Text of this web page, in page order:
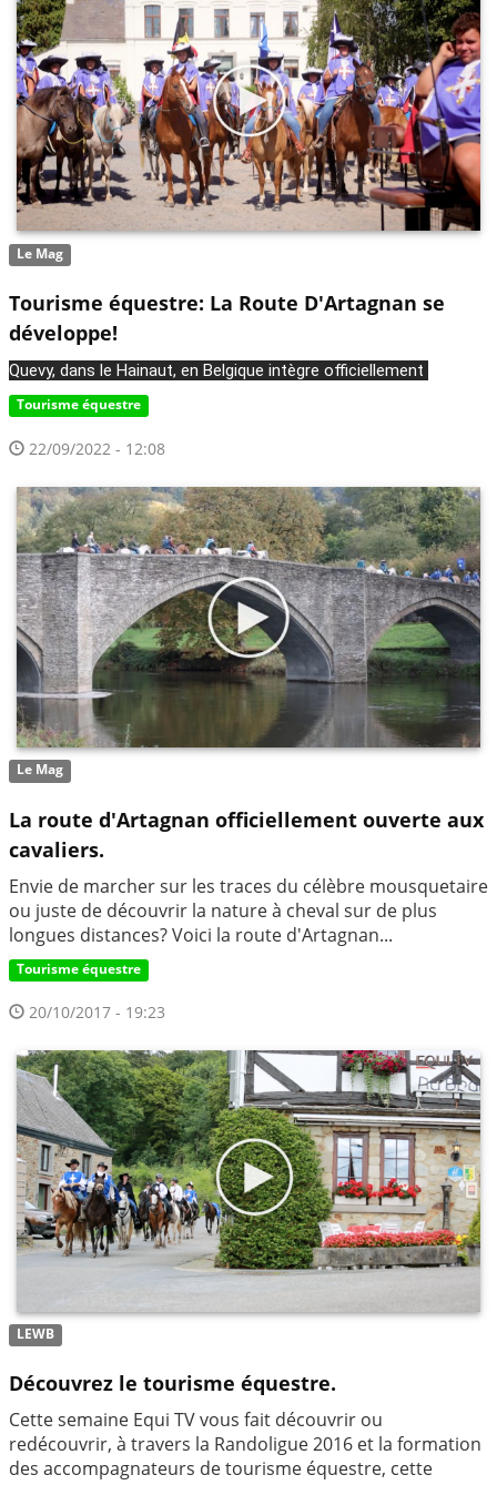
Le Mag
Tourisme équestre: La Route D'Artagnan se
développe!
Quevy, dans le Hainaut, en Belgique intègre officiellement
Tourisme équestre
22/09/2022 - 12:08
Le Mag
La route d'Artagnan officiellement ouverte aux
cavaliers.
Envie de marcher sur les traces du célèbre mousquetaire
ou juste de découvrir la nature à cheval sur de plus
longues distances? Voici la route d'Artagnan...
Tourisme équestre
20/10/2017 - 19:23
LEWB
Découvrez le tourisme équestre.
Cette semaine Equi TV vous fait découvrir ou
redécouvrir, à travers la Randoligue 2016 et la formation
des accompagnateurs de tourisme équestre, cette